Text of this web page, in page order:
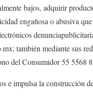
bajos, adquirir
engañosa o abusiva
también mediante sus
del Consumidor 55 5568
e impulsa la construcción